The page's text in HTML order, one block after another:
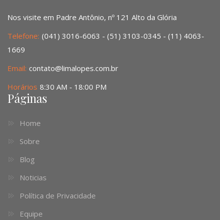
Nos visite em Padre Antônio, nº 121 Alto da Glória
Telefone: (041) 3016-6063 - (51) 3103-0345 - (11) 4063-
1669
Email: contato@limalopes.com.br
Horários 8:30 AM - 18:00 PM
Páginas
Home
Sobre
Blog
Noticias
Política de Privacidade
Equipe